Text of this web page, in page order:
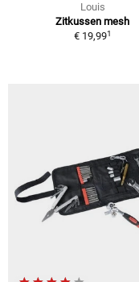
Louis
Zitkussen mesh
€ 19,991